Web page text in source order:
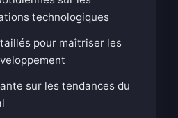
technologiques
pour maîtriser les
sur les tendances du